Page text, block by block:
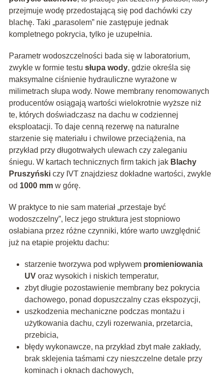
przejmuje wodę przedostającą się pod dachówki czy
blachę. Taki „parasolem” nie zastępuje jednak
kompletnego pokrycia, tylko je uzupełnia.
Parametr wodoszczelności bada się w laboratorium,
zwykle w formie testu słupa wody, gdzie określa się
maksymalne ciśnienie hydrauliczne wyrażone w
milimetrach słupa wody. Nowe membrany renomowanych
producentów osiągają wartości wielokrotnie wyższe niż
te, których doświadczasz na dachu w codziennej
eksploatacji. To daje cenną rezerwę na naturalne
starzenie się materiału i chwilowe przeciążenia, na
przykład przy długotrwałych ulewach czy zaleganiu
śniegu. W kartach technicznych firm takich jak Blachy
Pruszyńskiczy IVT znajdziesz dokładne wartości, zwykle
od 1000 mmw górę.
W praktyce to nie sam materiał „przestaje być
wodoszczelny”, lecz jego struktura jest stopniowo
osłabiana przez różne czynniki, które warto uwzględnić
już na etapie projektu dachu:
starzenie tworzywa pod wpływem promieniowania
UVoraz wysokich i niskich temperatur,
zbyt długie pozostawienie membrany bez pokrycia
dachowego, ponad dopuszczalny czas ekspozycji,
uszkodzenia mechaniczne podczas montażu i
użytkowania dachu, czyli rozerwania, przetarcia,
przebicia,
błędy wykonawcze, na przykład zbyt małe zakłady,
brak sklejenia taśmami czy nieszczelne detale przy
kominach i oknach dachowych,